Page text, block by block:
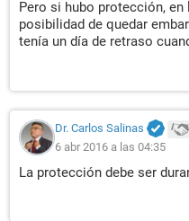
Pero si hubo protección,
posibilidad de quedar
tenía un día de retraso
Dr. Carlos Salinas
6 abr 2016 a las 04:35
La protección debe ser